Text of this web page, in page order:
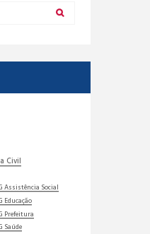
Civil
Assistência Social
Educação
Prefeitura
Saúde